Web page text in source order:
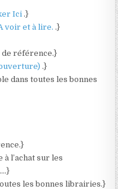
Ici.}
voir et à lire..}
de référence.}
.}
dans toutes les bonnes
à l’achat sur les
les bonnes librairies.}